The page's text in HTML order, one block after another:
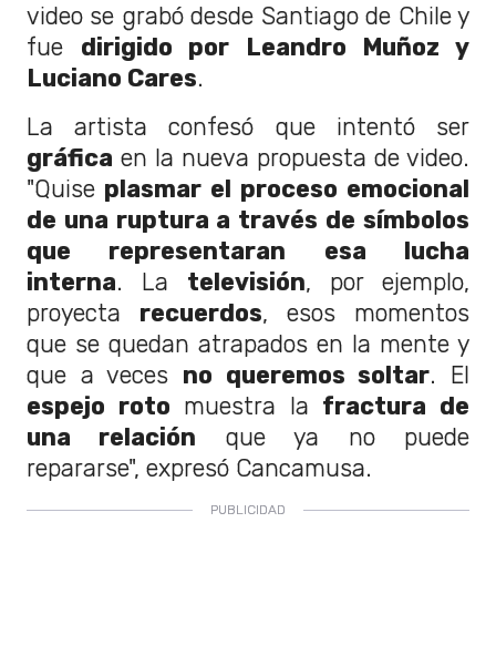
video se grabó desde Santiago de Chile y
fue dirigido por Leandro Muñoz y
Luciano Cares.
La artista confesó que intentó ser
gráfica en la nueva propuesta de video.
"Quise plasmar el proceso emocional
de una ruptura a través de símbolos
que representaran esa lucha
interna. La televisión, por ejemplo,
proyecta recuerdos, esos momentos
que se quedan atrapados en la mente y
que a veces no queremos soltar. El
espejo roto muestra la fractura de
una relación que ya no puede
repararse", expresó Cancamusa.